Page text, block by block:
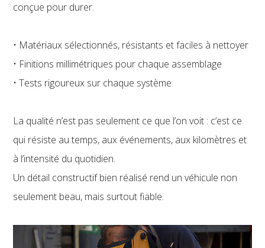
conçue pour durer.
• Matériaux sélectionnés, résistants et faciles à nettoyer
• Finitions millimétriques pour chaque assemblage
• Tests rigoureux sur chaque système
La qualité n’est pas seulement ce que l’on voit : c’est ce
qui résiste au temps, aux événements, aux kilomètres et
à l’intensité du quotidien.
Un détail constructif bien réalisé rend un véhicule non
seulement beau, mais surtout fiable.